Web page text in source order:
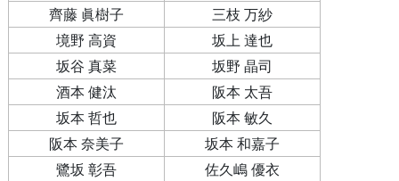
齊藤 眞樹子
三枝 万紗
境野 高資
坂上 達也
坂谷 真菜
坂野 晶司
酒本 健汰
阪本 太吾
坂本 哲也
阪本 敏久
阪本 奈美子
坂本 和嘉子
鷺坂 彰吾
佐久嶋 優衣